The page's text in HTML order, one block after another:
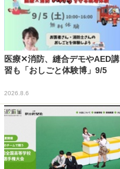
医療✕消防、縫合デモやAED講
習も「おしごと体験博」9/5
2026.8.6